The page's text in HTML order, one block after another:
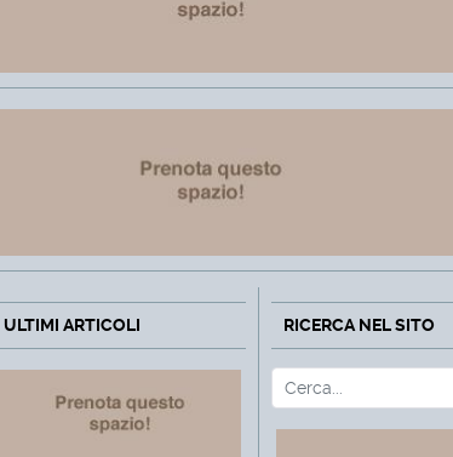
ULTIMI ARTICOLI RICERCA NEL SITO
Cerca